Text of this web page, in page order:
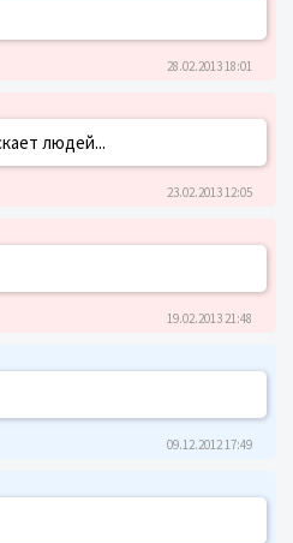
28.02.2013 18:01
людей...
23.02.2013 12:05
19.02.2013 21:48
09.12.2012 17:49